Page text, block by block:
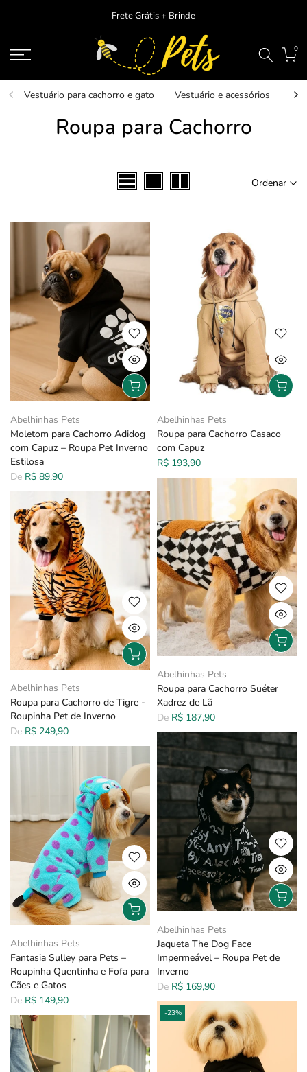
conteudo
Frete Grátis + Brinde
0
Vestuário para cachorro e gato Vestuário e acessórios
Roupa para Cachorro
Ordenar
Abelhinhas Pets
Moletom para Cachorro Adidog
com Capuz – Roupa Pet Inverno
Estilosa
De R$ 89,90
Abelhinhas Pets
Roupa para Cachorro Casaco
com Capuz
R$ 193,90
Abelhinhas Pets
Roupa para Cachorro Suéter
Xadrez de Lã
De R$ 187,90
Abelhinhas Pets
Roupa para Cachorro de Tigre -
Roupinha Pet de Inverno
De R$ 249,90
Abelhinhas Pets
Jaqueta The Dog Face
Impermeável – Roupa Pet de
Inverno
De R$ 169,90
Abelhinhas Pets
Fantasia Sulley para Pets –
Roupinha Quentinha e Fofa para
Cães e Gatos
De R$ 149,90
-23%